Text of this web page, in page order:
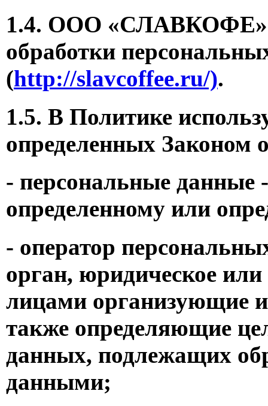
1.4. ООО «СЛАВКОФЕ»
обработки
(http://slavcoffee.ru/).
1.5. В Политике
определенных Законом
- персональные данные
определенному или
- оператор
орган, юридическое
лицами организующие
также определяющие
данных, подлежащих
данными;